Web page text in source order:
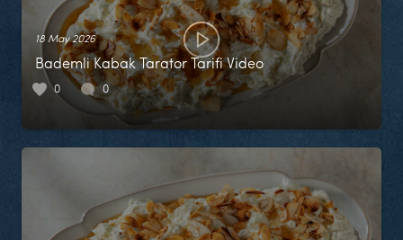
18 May 2026
Bademli Kabak Tarator Tarifi Video
0 0